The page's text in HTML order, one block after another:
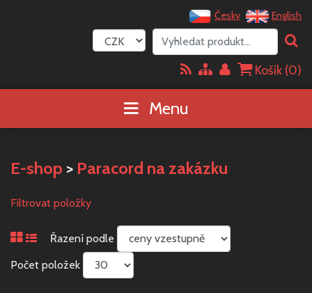
Česky English
Košík (0)
Menu
E-shop > Paracord na zakázku
Filtrovat položky
Řazení podle
Počet položek